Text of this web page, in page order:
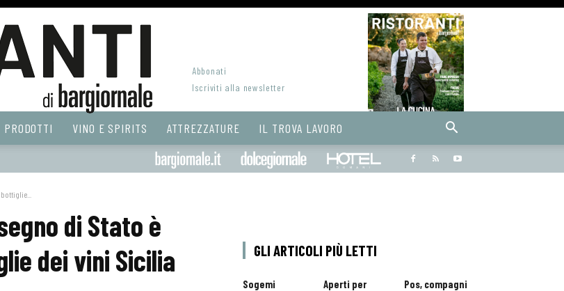
Abbonati
Iscriviti alla newsletter
PRODOTTI VINO E SPIRITS ATTREZZATURE IL TROVA LAVORO
Bargiornale dolcegiornale
di Stato è
dei vini Sicilia
GLI ARTICOLI PIÙ LETTI
Sogemi
Aperti per
Pos, compagni